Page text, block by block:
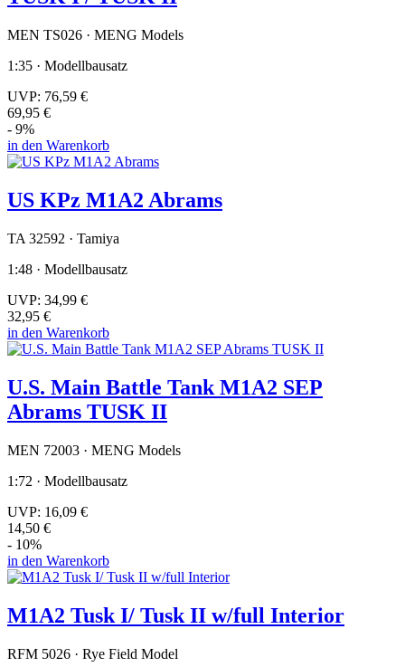
MEN TS026 · MENG Models
1:35 · Modellbausatz
UVP: 76,59 €
69,95 €
- 9%
in den Warenkorb
US KPz M1A2 Abrams
TA 32592 · Tamiya
1:48 · Modellbausatz
UVP: 34,99 €
32,95 €
in den Warenkorb
U.S. Main Battle Tank M1A2 SEP
Abrams TUSK II
MEN 72003 · MENG Models
1:72 · Modellbausatz
UVP: 16,09 €
14,50 €
- 10%
in den Warenkorb
M1A2 Tusk I/ Tusk II w/full Interior
RFM 5026 · Rye Field Model